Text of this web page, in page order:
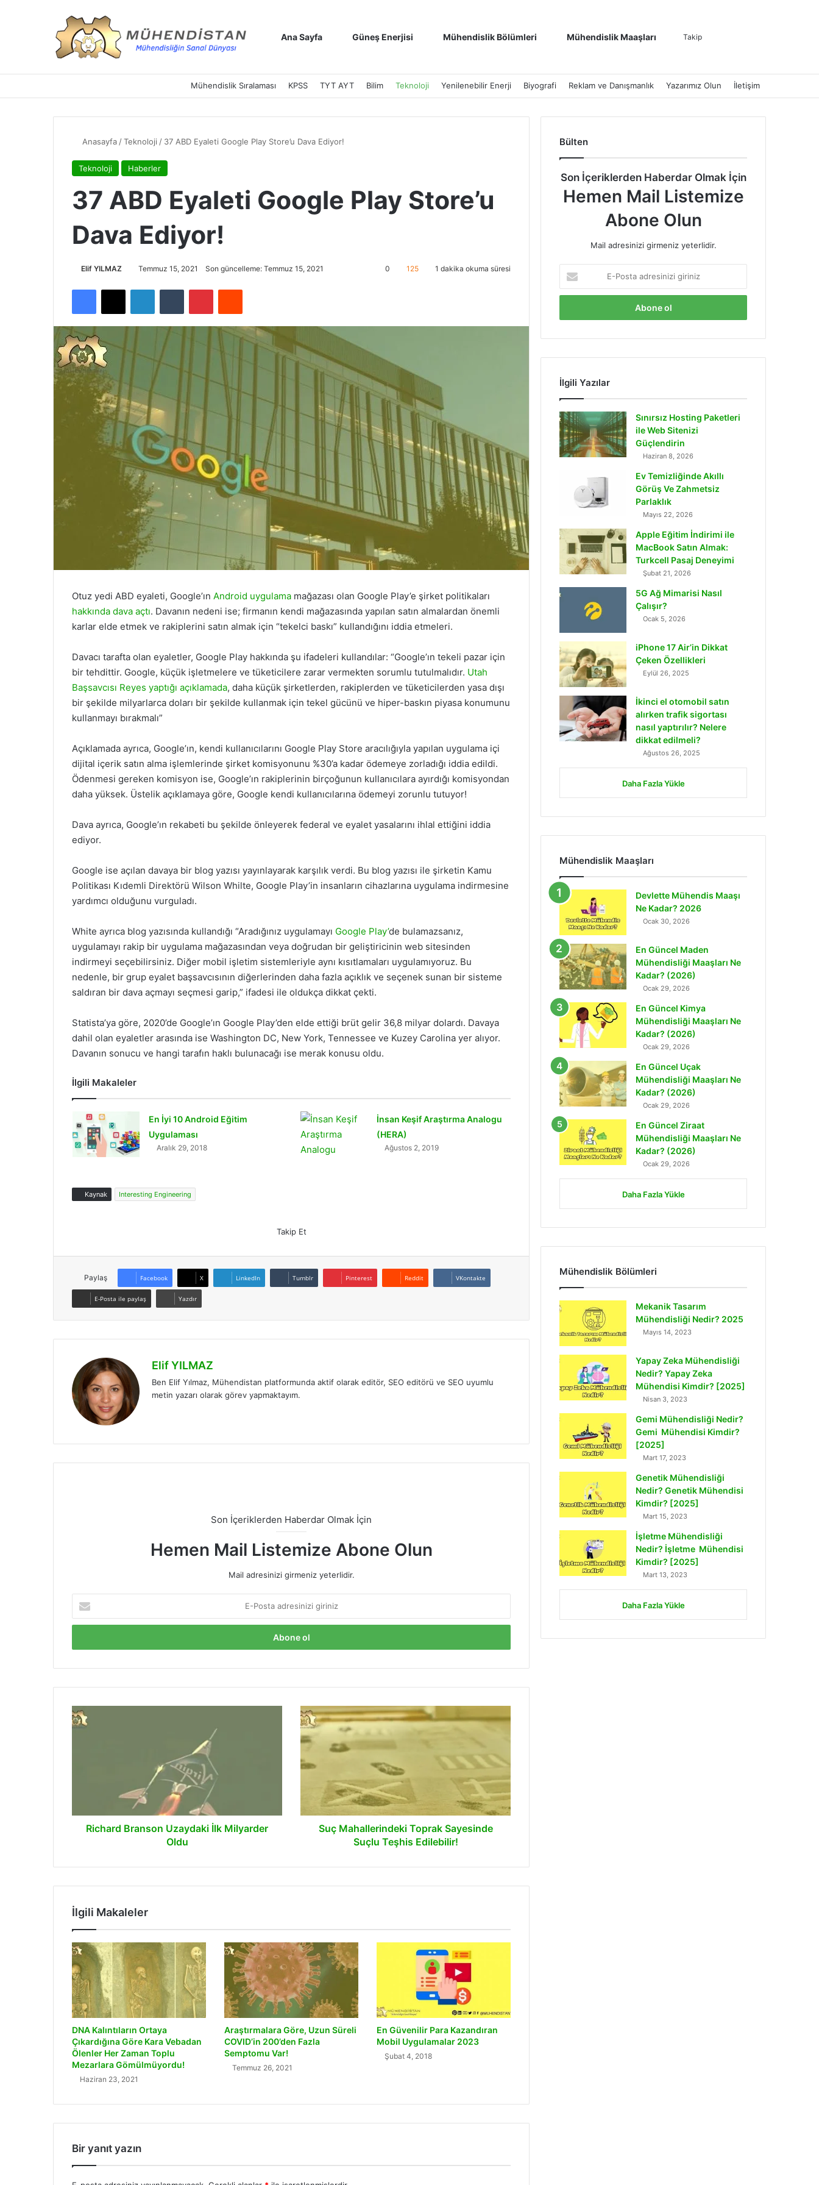
Ana Sayfa Güneş Enerjisi Mühendislik Bölümleri Mühendislik Maaşları Takip
Mühendislik Sıralaması KPSS TYT AYT Bilim Teknoloji Yenilenebilir Enerji Biyografi Reklam ve Danışmanlık Yazarımız Olun İletişim
Anasayfa /Teknoloji / 37 ABD Eyaleti Google Play Store’u Dava Ediyor!
Teknoloji Haberler
37 ABD Eyaleti Google Play Store’u
Dava Ediyor!
Elif YILMAZ Temmuz 15, 2021 Son güncelleme: Temmuz 15, 2021 0 125 1 dakika okuma süresi
Facebook
X LinkedInTumblr PinterestReddit
Otuz yedi ABD eyaleti, Google’ın Android uygulama mağazası olan Google Play’e şirket politikaları
hakkında dava açtı. Davanın nedeni ise; firmanın kendi mağazasında yapılan satın almalardan önemli
karlar elde etmek ve rakiplerini satın almak için “tekelci baskı” kullandığını iddia etmeleri.
Davacı tarafta olan eyaletler, Google Play hakkında şu ifadeleri kullandılar: “Google’ın tekeli pazar için
bir tehdittir. Google, küçük işletmelere ve tüketicilere zarar vermekten sorumlu tutulmalıdır. Utah
Başsavcısı Reyes yaptığı açıklamada, daha küçük şirketlerden, rakiplerden ve tüketicilerden yasa dışı
bir şekilde milyarlarca doları bir şekilde kullanmak için tekel gücünü ve hiper-baskın piyasa konumunu
kullanmayı bırakmalı”
Açıklamada ayrıca, Google’ın, kendi kullanıcılarını Google Play Store aracılığıyla yapılan uygulama içi
dijital içerik satın alma işlemlerinde şirket komisyonunu %30’a kadar ödemeye zorladığı iddia edildi.
Ödenmesi gereken komisyon ise, Google’ın rakiplerinin birçoğunun kullanıcılara ayırdığı komisyondan
daha yüksek. Üstelik açıklamaya göre, Google kendi kullanıcılarına ödemeyi zorunlu tutuyor!
Dava ayrıca, Google’ın rekabeti bu şekilde önleyerek federal ve eyalet yasalarını ihlal ettiğini iddia
ediyor.
Google ise açılan davaya bir blog yazısı yayınlayarak karşılık verdi. Bu blog yazısı ile şirketin Kamu
Politikası Kıdemli Direktörü Wilson Whilte, Google Play’in insanların cihazlarına uygulama indirmesine
yardımcı olduğunu vurguladı.
White ayrıca blog yazısında kullandığı “Aradığınız uygulamayı Google Play’de bulamazsanız,
uygulamayı rakip bir uygulama mağazasından veya doğrudan bir geliştiricinin web sitesinden
indirmeyi seçebilirsiniz. Diğer mobil işletim sistemleriyle aynı kısıtlamaları uygulamıyoruz. Bu
nedenle, bir grup eyalet başsavcısının diğerlerinden daha fazla açıklık ve seçenek sunan bir sisteme
saldıran bir dava açmayı seçmesi garip,” ifadesi ile oldukça dikkat çekti.
Statista’ya göre, 2020’de Google’ın Google Play’den elde ettiği brüt gelir 36,8 milyar dolardı. Davaya
dahil olan eyaletler arasında ise Washington DC, New York, Tennessee ve Kuzey Carolina yer alıyor.
Davanın sonucu ve hangi tarafın haklı bulunacağı ise merak konusu oldu.
İlgili Makaleler
En İyi 10 Android Eğitim
Uygulaması
Aralık 29, 2018
İnsan Keşif Araştırma Analogu
(HERA)
Ağustos 2, 2019
Kaynak Interesting Engineering
Takip Et
Paylaş Facebook X LinkedIn Tumblr Pinterest Reddit VKontakte
E-Posta ile paylaş Yazdır
Elif YILMAZ
Ben Elif Yılmaz, Mühendistan platformunda aktif olarak editör, SEO editörü ve SEO uyumlu
metin yazarı olarak görev yapmaktayım.
Son İçeriklerden Haberdar Olmak İçin
Hemen Mail Listemize Abone Olun
Mail adresinizi girmeniz yeterlidir.
Posta
adresinizi
Richard
Branson
Richard Branson Uzaydaki İlk Milyarder
Oldu
Suç
Mahallerindeki
Toprak
Sayesinde
Suçlu
Suç Mahallerindeki Toprak Sayesinde
Suçlu Teşhis Edilebilir!
İlgili Makaleler
DNA Kalıntıların Ortaya
Çıkardığına Göre Kara Vebadan
Ölenler Her Zaman Toplu
Mezarlara Gömülmüyordu!
Haziran 23, 2021
Araştırmalara Göre, Uzun Süreli
COVID’in 200’den Fazla
Semptomu Var!
Temmuz 26, 2021
En Güvenilir Para Kazandıran
Mobil Uygulamalar 2023
Şubat 4, 2018
Bir yanıt yazın
Bülten
Son İçeriklerden Haberdar Olmak İçin
Hemen Mail Listemize
Abone Olun
Mail adresinizi girmeniz yeterlidir.
Posta
adresinizi
İlgili Yazılar
Sınırsız Hosting Paketleri
ile Web Sitenizi
Güçlendirin
Haziran 8, 2026
Ev Temizliğinde Akıllı
Görüş Ve Zahmetsiz
Parlaklık
Mayıs 22, 2026
Apple Eğitim İndirimi ile
MacBook Satın Almak:
Turkcell Pasaj Deneyimi
Şubat 21, 2026
5G Ağ Mimarisi Nasıl
Çalışır?
Ocak 5, 2026
iPhone 17 Air’in Dikkat
Çeken Özellikleri
Eylül 26, 2025
İkinci el otomobil satın
alırken trafik sigortası
nasıl yaptırılır? Nelere
dikkat edilmeli?
Ağustos 26, 2025
Daha Fazla Yükle
Mühendislik Maaşları
Devlette Mühendis Maaşı
Ne Kadar? 2026
Ocak 30, 2026
En Güncel Maden
Mühendisliği Maaşları Ne
Kadar? (2026)
Ocak 29, 2026
En Güncel Kimya
Mühendisliği Maaşları Ne
Kadar? (2026)
Ocak 29, 2026
En Güncel Uçak
Mühendisliği Maaşları Ne
Kadar? (2026)
Ocak 29, 2026
En Güncel Ziraat
Mühendisliği Maaşları Ne
Kadar? (2026)
Ocak 29, 2026
Daha Fazla Yükle
Mühendislik Bölümleri
Mekanik Tasarım
Mühendisliği Nedir? 2025
Mayıs 14, 2023
Yapay Zeka Mühendisliği
Nedir? Yapay Zeka
Mühendisi Kimdir? [2025]
Nisan 3, 2023
Gemi Mühendisliği Nedir?
Gemi Mühendisi Kimdir?
[2025]
Mart 17, 2023
Genetik Mühendisliği
Nedir? Genetik Mühendisi
Kimdir? [2025]
Mart 15, 2023
İşletme Mühendisliği
Nedir? İşletme Mühendisi
Kimdir? [2025]
Mart 13, 2023
Daha Fazla Yükle